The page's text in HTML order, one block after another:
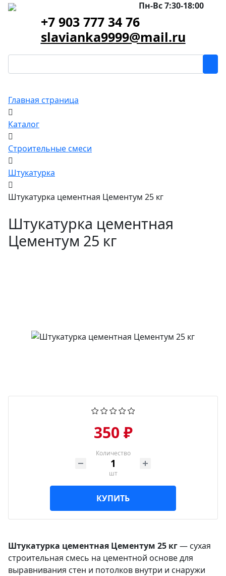
Пн-Вс 7:30-18:00
+7 903 777 34 76
slavianka9999@mail.ru
Главная страница
Каталог
Строительные смеси
Штукатурка
Штукатурка цементная Цементум 25 кг
Штукатурка цементная
Цементум 25 кг
350 ₽
Количество
шт
КУПИТЬ
Штукатурка цементная Цементум 25 кг— сухая
строительная смесь на цементной основе для
выравнивания стен и потолков внутри и снаружи